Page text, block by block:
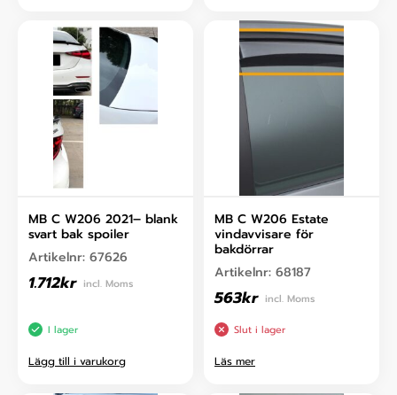
MB C W206 2021– blank
svart bak spoiler
Artikelnr: 67626
1.712kr incl. Moms
I lager
Lägg till i varukorg
MB C W206 Estate
vindavvisare för
bakdörrar
Artikelnr: 68187
563kr incl. Moms
Slut i lager
Läs mer